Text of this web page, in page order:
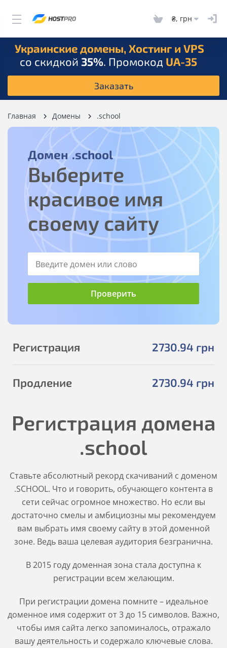
₴, грн
Украинские домены, Хостинг и VPS
со скидкой 35%. Промокод UA-35
Заказать
Главная Домены .school
Домен .school
Выберите
красивое имя
своему сайту
2730.94 грн
Регистрация
2730.94 грн
Продление
Регистрация домена
.school
Ставьте абсолютный рекорд скачиваний с доменом
.SCHOOL. Что и говорить, обучающего контента в
сети сейчас огромное множество. Но если вы
достаточно смелы и амбициозны мы рекомендуем
вам выбрать имя своему сайту в этой доменной
зоне. Ведь ваша целевая аудитория безгранична.
В 2015 году доменная зона стала доступна к
регистрации всем желающим.
При регистрации домена помните – идеальное
доменное имя содержит от 3 до 15 символов. Важно,
чтобы имя сайта легко запоминалось, отражало
вашу деятельность и содержало ключевые слова.